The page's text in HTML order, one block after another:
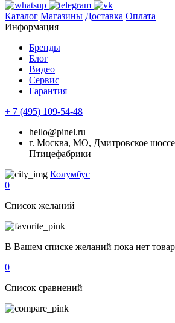
Каталог Магазины Доставка Оплата
Информация
Бренды
Блог
Видео
Сервис
Гарантия
+ 7 (495) 109-54-48
hello@pinel.ru
г. Москва, МО, Дмитровское
Птицефабрики
Колумбус
0
Список желаний
В Вашем списке желаний пока нет
0
Список сравнений